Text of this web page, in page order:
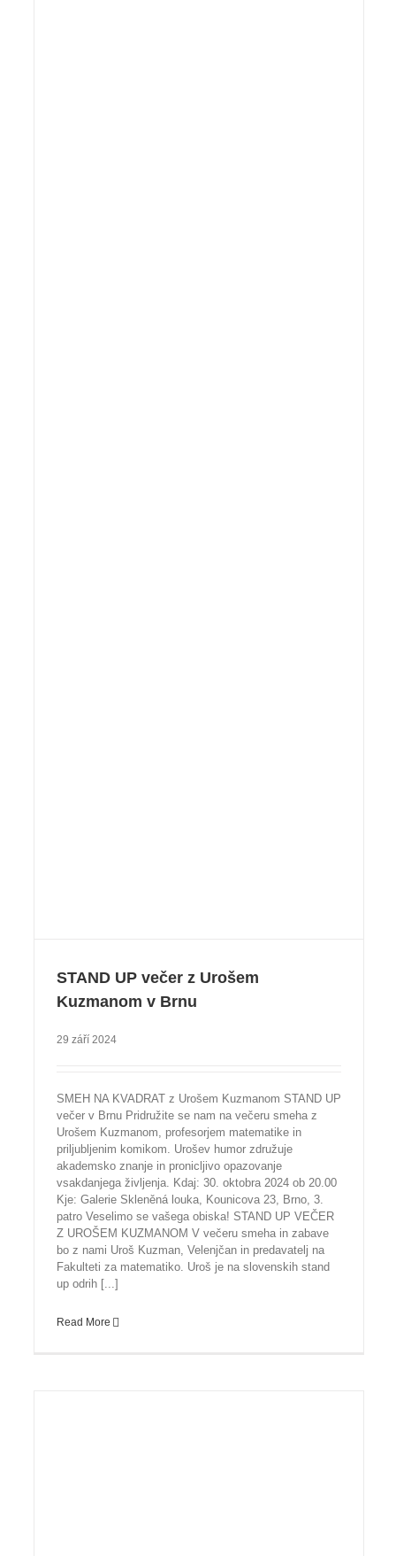
STAND UP večer z Urošem
Kuzmanom v Brnu
29 září 2024
SMEH NA KVADRAT z Urošem Kuzmanom STAND UP
večer v Brnu Pridružite se nam na večeru smeha z
Urošem Kuzmanom, profesorjem matematike in
priljubljenim komikom. Urošev humor združuje
akademsko znanje in pronicljivo opazovanje
vsakdanjega življenja. Kdaj: 30. oktobra 2024 ob 20.00
Kje: Galerie Skleněná louka, Kounicova 23, Brno, 3.
patro Veselimo se vašega obiska! STAND UP VEČER
Z UROŠEM KUZMANOM V večeru smeha in zabave
bo z nami Uroš Kuzman, Velenjčan in predavatelj na
Fakulteti za matematiko. Uroš je na slovenskih stand
up odrih [...]
Read More